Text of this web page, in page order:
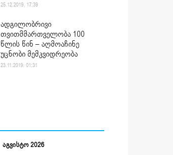
25.12.2019. 17:39
ადგილობრივი
თვითმმართველობა 100
წლის წინ – აღმოაჩინე
უცნობი მემკვიდრეობა
23.11.2019. 01:31
აგვისტო 2026